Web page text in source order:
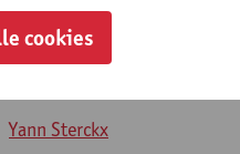
Rüdelsheim
Yann Sterckx
cookies